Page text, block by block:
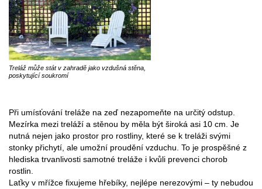
Treláž může stát v zahradě jako vzdušná stěna,
poskytující soukromí
Při umísťování treláže na zeď nezapomeňte na určitý odstup.
Mezírka mezi treláží a stěnou by měla být široká asi 10 cm. Je
nutná nejen jako prostor pro rostliny, které se k treláži svými
stonky přichytí, ale umožní proudění vzduchu. To je prospěšné z
hlediska trvanlivosti samotné treláže i kvůli prevenci chorob
rostlin.
Laťky v mřížce fixujeme hřebíky, nejlépe nerezovými – ty nebudou